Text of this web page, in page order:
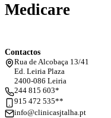
Medicare
Contactos
Rua de Alcobaça 13/41
Ed. Leiria Plaza
2400-086 Leiria
244 815 603*
915 472 535**
info@clinicasjtalha.pt